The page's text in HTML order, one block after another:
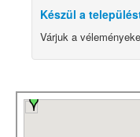
Készül a
Várjuk a